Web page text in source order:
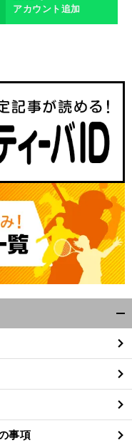
アカウント追加
閉
る
事項